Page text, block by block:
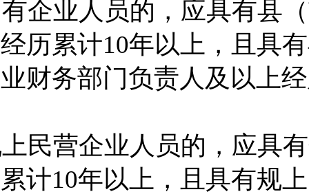
企业人员的， 应具有县
历累计10年以上，且具有
财务部门负责人 及以上
民营企业 人员的，应具有
计10年以上，且具有规上